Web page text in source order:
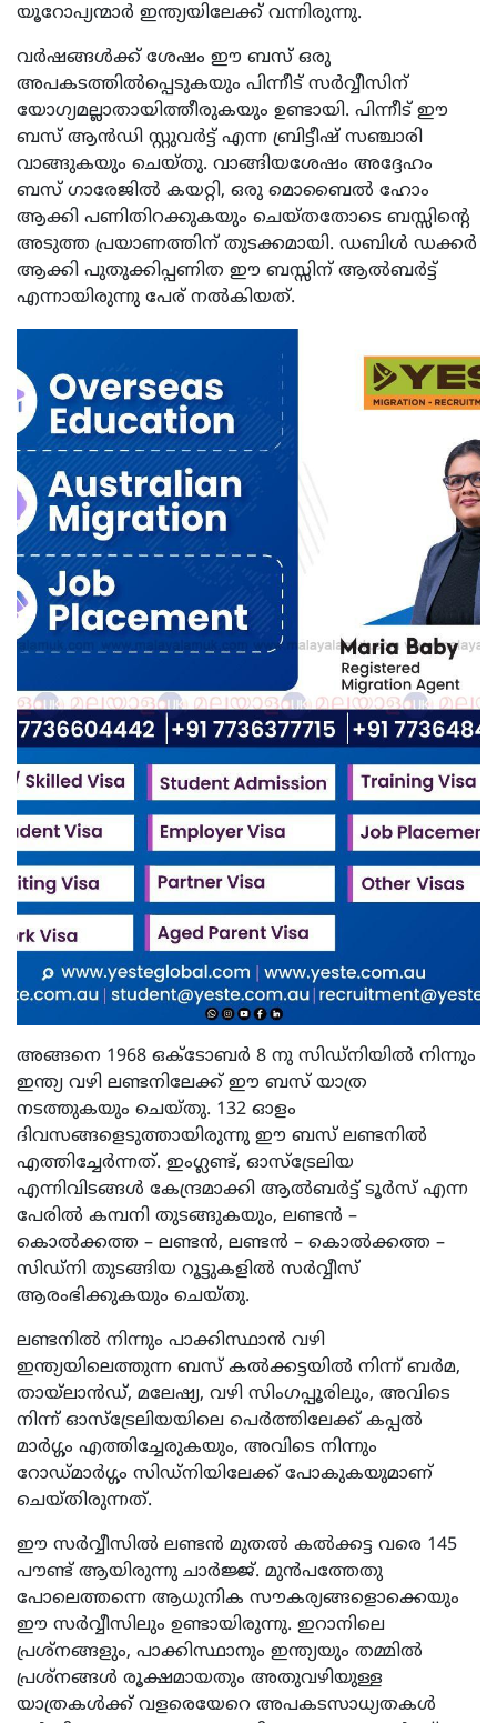
യൂറോപ്യന്മാർ ഇന്ത്യയിലേക്ക് വന്നിരുന്നു.
വർഷങ്ങൾക്ക് ശേഷം ഈ ബസ് ഒരു
അപകടത്തിൽപ്പെടുകയും പിന്നീട് സർവ്വീസിന്
യോഗ്യമല്ലാതായിത്തീരുകയും ഉണ്ടായി. പിന്നീട് ഈ
ബസ് ആൻഡി സ്റ്റുവർട്ട് എന്ന ബ്രിട്ടീഷ് സഞ്ചാരി
വാങ്ങുകയും ചെയ്തു. വാങ്ങിയശേഷം അദ്ദേഹം
ബസ് ഗാരേജിൽ കയറ്റി, ഒരു മൊബൈൽ ഹോം
ആക്കി പണിതിറക്കുകയും ചെയ്തതോടെ ബസ്സിന്റെ
അടുത്ത പ്രയാണത്തിന് തുടക്കമായി. ഡബിൾ ഡക്കർ
ആക്കി പുതുക്കിപ്പണിത ഈ ബസ്സിന് ആൽബർട്ട്
എന്നായിരുന്നു പേര് നൽകിയത്.
അങ്ങനെ 1968 ഒക്ടോബർ 8 നു സിഡ്‌നിയിൽ നിന്നും
ഇന്ത്യ വഴി ലണ്ടനിലേക്ക് ഈ ബസ് യാത്ര
നടത്തുകയും ചെയ്തു. 132 ഓളം
ദിവസങ്ങളെടുത്തായിരുന്നു ഈ ബസ് ലണ്ടനിൽ
എത്തിച്ചേർന്നത്. ഇംഗ്ലണ്ട്, ഓസ്‌ട്രേലിയ
എന്നിവിടങ്ങൾ കേന്ദ്രമാക്കി ആൽബർട്ട് ടൂർസ് എന്ന
പേരിൽ കമ്പനി തുടങ്ങുകയും, ലണ്ടൻ –
കൊൽക്കത്ത – ലണ്ടൻ, ലണ്ടൻ – കൊൽക്കത്ത –
സിഡ്‌നി തുടങ്ങിയ റൂട്ടുകളിൽ സർവ്വീസ്
ആരംഭിക്കുകയും ചെയ്തു.
ലണ്ടനിൽ നിന്നും പാക്കിസ്ഥാൻ വഴി
ഇന്ത്യയിലെത്തുന്ന ബസ് കൽക്കട്ടയിൽ നിന്ന്​ ബർമ,
തായ്​ലാൻഡ്​, മലേഷ്യ, വഴി സിംഗപ്പൂരിലും, അവിടെ
നിന്ന്​​ ഓസ്‌ട്രേലിയയിലെ പെർത്തിലേക്ക് കപ്പൽ
മാർഗ്ഗം എത്തിച്ചേരുകയും, അവിടെ നിന്നും
റോഡ്‌മാർഗ്ഗം സിഡ്‌നിയിലേക്ക് പോകുകയുമാണ്
ചെയ്തിരുന്നത്.
ഈ സർവ്വീസിൽ ലണ്ടൻ മുതൽ കൽക്കട്ട വരെ 145
പൗണ്ട് ആയിരുന്നു ചാർജ്ജ്. മുൻപത്തേതു
പോലെത്തന്നെ ആധുനിക സൗകര്യങ്ങളൊക്കെയും
ഈ സർവ്വീസിലും ഉണ്ടായിരുന്നു. ഇറാനിലെ
പ്രശ്‍നങ്ങളും, പാക്കിസ്ഥാനും ഇന്ത്യയും തമ്മിൽ
പ്രശ്നങ്ങൾ രൂക്ഷമായതും അതുവഴിയുള്ള
യാത്രകൾക്ക് വളരെയേറെ അപകടസാധ്യതകൾ